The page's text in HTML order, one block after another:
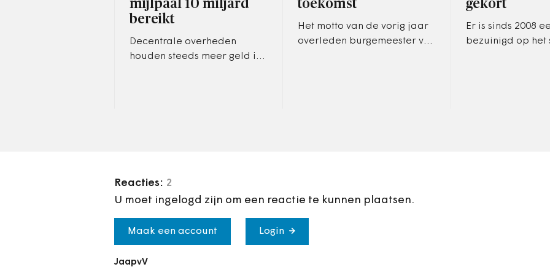
mijlpaal 10 miljard
bereikt
Decentrale overheden
houden steeds meer geld in
toekomst
Het motto van de vorig jaar
overleden burgemeester van
gekort
Er is sinds 2008
bezuinigd op het
Reacties: 2
U moet ingelogd zijn om een reactie te kunnen plaatsen.
Maak een account Login
JaapvV